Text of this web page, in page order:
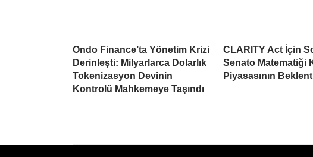
Ondo Finance’ta Yönetim Krizi
Derinleşti: Milyarlarca Dolarlık
Tokenizasyon Devinin
Kontrolü Mahkemeye Taşındı
CLARITY Act İçin
Senato Matematiği
Piyasasının